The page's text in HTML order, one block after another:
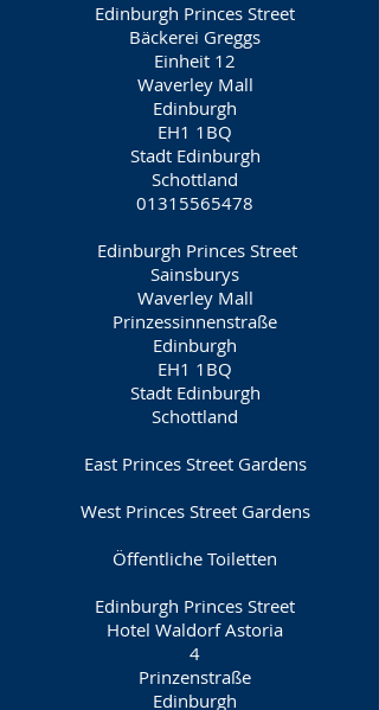
Edinburgh Princes Street
Bäckerei Greggs
Einheit 12
Waverley Mall
Edinburgh
EH1 1BQ
Stadt Edinburgh
Schottland
01315565478
Edinburgh Princes Street
Sainsburys
Waverley Mall
Prinzessinnenstraße
Edinburgh
EH1 1BQ
Stadt Edinburgh
Schottland
East Princes Street Gardens
West Princes Street Gardens
Öffentliche Toiletten
Edinburgh Princes Street
Hotel Waldorf Astoria
4
Prinzenstraße
Edinburgh